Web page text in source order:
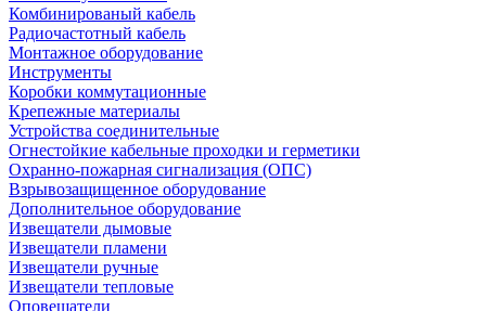
Комбинированый кабель
Радиочастотный кабель
Монтажное оборудование
Инструменты
Коробки коммутационные
Крепежные материалы
Устройства соединительные
Огнестойкие кабельные проходки и герметики
Охранно-пожарная сигнализация (ОПС)
Взрывозащищенное оборудование
Дополнительное оборудование
Извещатели дымовые
Извещатели пламени
Извещатели ручные
Извещатели тепловые
Оповещатели